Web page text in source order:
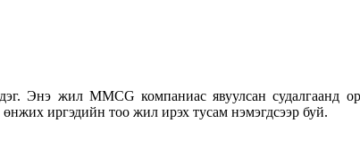
Энэ жил MMCG компаниас явуулсан судалгаанд
иргэдийн тоо жил ирэх тусам нэмэгдсээр буй.